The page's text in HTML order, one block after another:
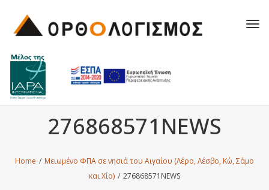
276868571NEWS
Home / Μειωμένο ΦΠΑ σε νησιά του Αιγαίου (Λέρο, Λέσβο, Κώ, Σάμο
και Χίο) / 276868571NEWS